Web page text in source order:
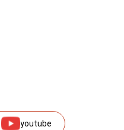
youtube